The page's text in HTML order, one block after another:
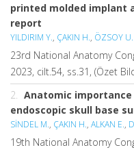
printed molded implant
report
YILDIRIM Y., ÇAKIN H., ÖZSOY U.
23rd National Anatomy
2023, cilt.54, ss.31, (Özet
2. Anatomic
endoscopic skull base
SİNDEL M., ÇAKIN H., ALKAN E.,
19th National Anatomy